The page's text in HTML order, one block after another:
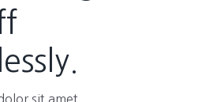
sit amet,